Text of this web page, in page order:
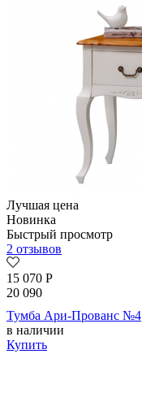
Лучшая цена
Новинка
Быстрый просмотр
2 отзывов
15 070 Р
20 090
Тумба Ари-Прованс №4
в наличии
Купить